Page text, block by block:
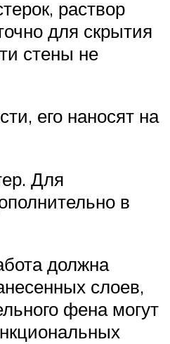
раствор
для скрытия
стены не
его наносят на
Для
в
должна
слоев,
фена могут